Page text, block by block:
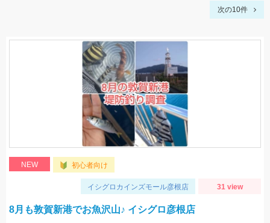
次の10件
NEW 初心者向け
イシグロカインズモール彦根店 31 view
8月も敦賀新港でお魚沢山♪ イシグロ彦根店